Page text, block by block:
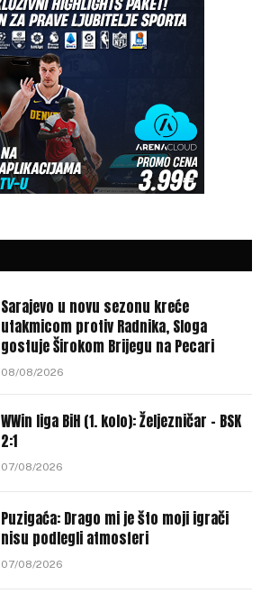
Sarajevo u novu sezonu kreće
utakmicom protiv Radnika, Sloga
gostuje Širokom Brijegu na Pecari
08/08/2026
WWin liga BiH (1. kolo): Željezničar – BSK
2:1
07/08/2026
Puzigaća: Drago mi je što moji igrači
nisu podlegli atmosferi
07/08/2026